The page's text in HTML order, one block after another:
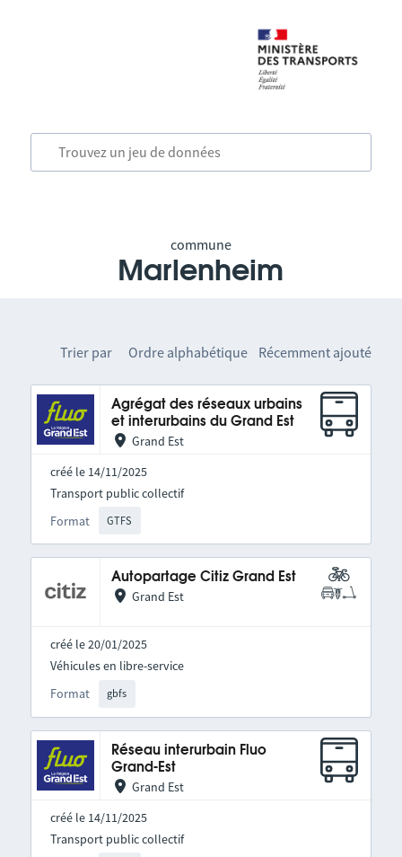
commune
Marlenheim
Trier par Ordre alphabétique Récemment ajouté
Agrégat des réseaux urbains
et interurbains du Grand Est
Grand Est
créé le 14/11/2025
Format GTFS
Transport public collectif
Autopartage Citiz Grand Est
Grand Est
créé le 20/01/2025
Format gbfs
Véhicules en libre-service
Réseau interurbain Fluo
Grand-Est
Grand Est
créé le 14/11/2025
Transport public collectif